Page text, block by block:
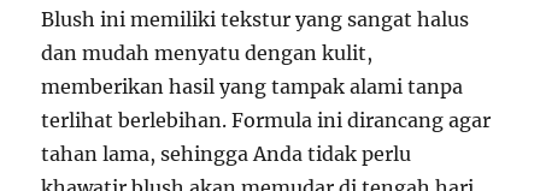
Blush ini memiliki tekstur yang sangat halus
dan mudah menyatu dengan kulit,
memberikan hasil yang tampak alami tanpa
terlihat berlebihan. Formula ini dirancang agar
tahan lama, sehingga Anda tidak perlu